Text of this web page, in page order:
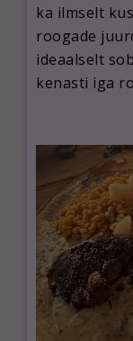
ka ilmselt
roogade
ideaalselt
kenasti iga